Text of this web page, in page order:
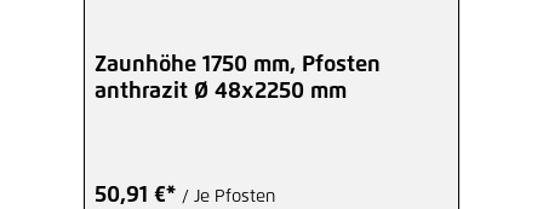
Zaunhöhe 1750 mm, Pfosten
anthrazit Ø 48x2250 mm
50,91 €* / Je Pfosten